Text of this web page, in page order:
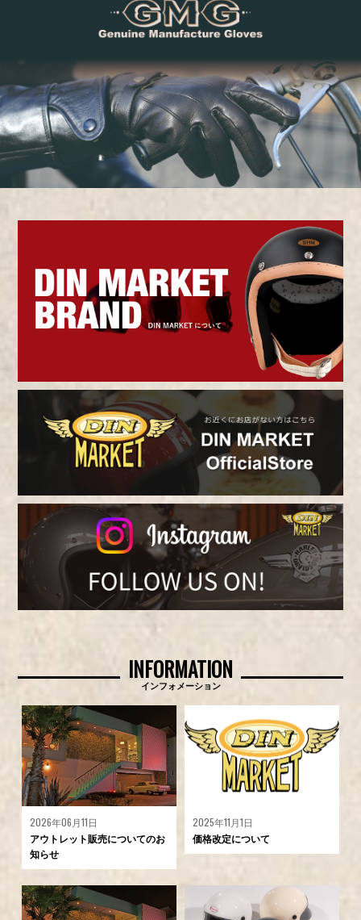
INFORMATION
インフォメーション
2026年06月11日
アウトレット販売についてのお
知らせ
2025年11月1日
価格改定について